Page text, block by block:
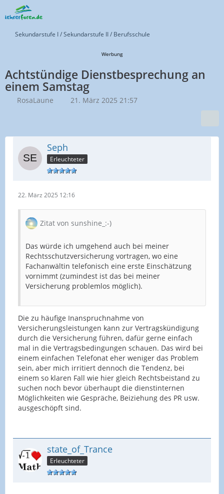
Sekundarstufe I / Sekundarstufe II / Berufsschule
Werbung
Achtstündige Dienstbesprechung an
einem Samstag
RosaLaune 21. März 2025 21:57
Seph
Erleuchteter
22. März 2025 12:16
Zitat von sunshine_:-)
Das würde ich umgehend auch bei meiner
Rechtsschutzversicherung vortragen, wo eine
Fachanwältin telefonisch eine erste Einschätzung
vornimmt (zumindest ist das bei meiner
Versicherung problemlos möglich).
Die zu häufige Inanspruchnahme von
Versicherungsleistungen kann zur Vertragskündigung
durch die Versicherung führen, dafür gerne einfach
mal in die Vertragsbedingungen schauen. Das wird bei
einem einfachen Telefonat eher weniger das Problem
sein, aber mich irritiert dennoch die Tendenz, bei
einem so klaren Fall wie hier gleich Rechtsbeistand zu
suchen noch bevor überhaupt die dienstinternen
Möglichkeiten wie Gespräche, Beiziehung des PR usw.
ausgeschöpft sind.
state_of_Trance
Erleuchteter